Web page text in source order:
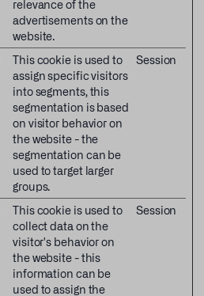
relevance of the
advertisements on the
website.
This cookie is used to
assign specific visitors
into segments, this
segmentation is based
on visitor behavior on
the website - the
segmentation can be
used to target larger
groups.
Session
This cookie is used to
collect data on the
visitor's behavior on
the website - this
information can be
used to assign the
Session